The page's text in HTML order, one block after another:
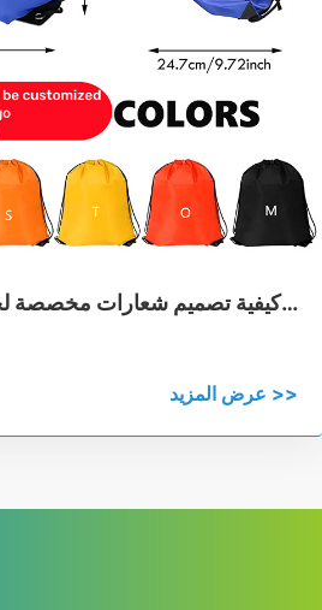
كيفية تصميم شعارات مخصصة
ذات
عرض المزيد >>